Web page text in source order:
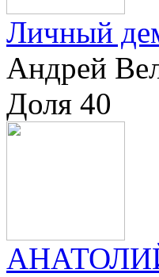
Личный
Андрей
Доля 40